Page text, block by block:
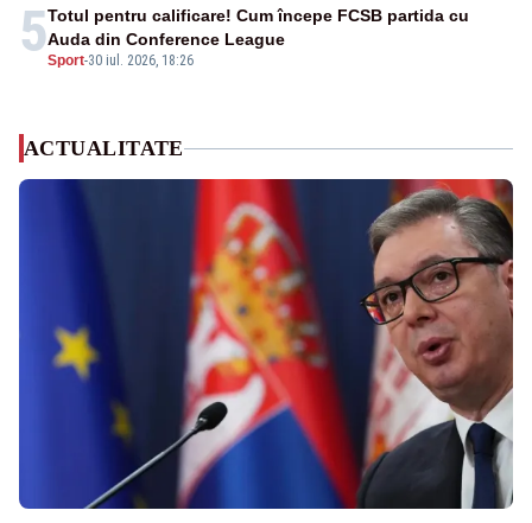
5Sport-30 iul. 2026, 18:26
Totul pentru calificare! Cum începe FCSB partida cu
Auda din Conference League
ACTUALITATE